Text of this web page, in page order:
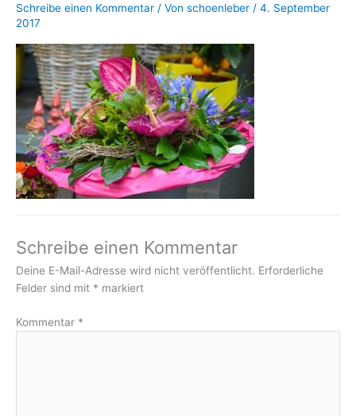
Schreibe einen Kommentar / Von schoenleber / 4. September
2017
Schreibe einen Kommentar
Deine E-Mail-Adresse wird nicht veröffentlicht. Erforderliche
Felder sind mit * markiert
Kommentar *